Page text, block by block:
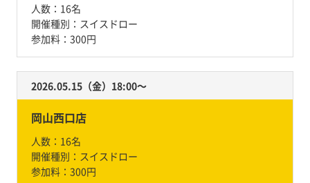
人数： 16名
開催種別： スイスドロー
参加料： 300円
2026.05.15（金）18:00〜
岡山西口店
人数： 16名
開催種別： スイスドロー
参加料： 300円